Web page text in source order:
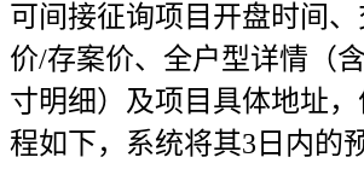
可间接征询项目开盘时间
价/存案价、全户型详情（
寸明细）及项目具体地址
程如下，系统将其3日内的